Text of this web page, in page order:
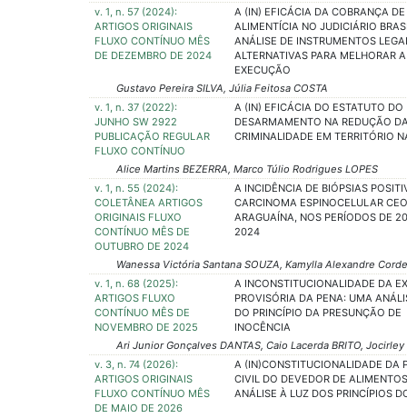
v. 1, n. 57 (2024):
ARTIGOS ORIGINAIS
FLUXO CONTÍNUO MÊS
DE DEZEMBRO DE 2024
A (IN) EFICÁCIA DA COBRANÇA
ALIMENTÍCIA NO JUDICIÁRIO
ANÁLISE DE INSTRUMENTOS
ALTERNATIVAS PARA MELHORAR A
EXECUÇÃO
Gustavo Pereira SILVA, Júlia Feitosa COSTA
v. 1, n. 37 (2022):
JUNHO SW 2922
PUBLICAÇÃO REGULAR
FLUXO CONTÍNUO
A (IN) EFICÁCIA DO ESTATUTO DO
DESARMAMENTO NA REDUÇÃO
CRIMINALIDADE EM TERRITÓRIO
Alice Martins BEZERRA, Marco Túlio Rodrigues LOPES
v. 1, n. 55 (2024):
COLETÂNEA ARTIGOS
ORIGINAIS FLUXO
CONTÍNUO MÊS DE
OUTUBRO DE 2024
A INCIDÊNCIA DE BIÓPSIAS
CARCINOMA ESPINOCELULAR
ARAGUAÍNA, NOS PERÍODOS DE
2024
Wanessa Victória Santana SOUZA, Kamylla Alexandre
v. 1, n. 68 (2025):
ARTIGOS FLUXO
CONTÍNUO MÊS DE
NOVEMBRO DE 2025
A INCONSTITUCIONALIDADE DA
PROVISÓRIA DA PENA: UMA
DO PRINCÍPIO DA PRESUNÇÃO DE
INOCÊNCIA
Ari Junior Gonçalves DANTAS, Caio Lacerda BRITO, Jocirley
v. 3, n. 74 (2026):
ARTIGOS ORIGINAIS
FLUXO CONTÍNUO MÊS
DE MAIO DE 2026
A (IN)CONSTITUCIONALIDADE DA
CIVIL DO DEVEDOR DE
ANÁLISE À LUZ DOS PRINCÍPIOS